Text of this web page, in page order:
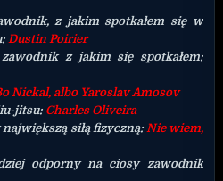
z jakim spotkałem się w
Dustin Poirier
z jakim się spotkałem:
Nickal, albo Yaroslav Amosov
jitsu: Charles Oliveira
siłą fizyczną: Nie wiem,
odporny na ciosy zawodnik